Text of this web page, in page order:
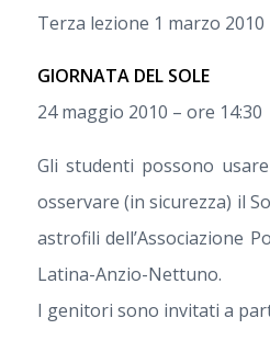
Terza lezione 1 marzo 2010
GIORNATA DEL SOLE
24 maggio 2010 – ore 14:30
Gli studenti possono
osservare (in sicurezza) il
astrofili dell’Associazione
Latina-Anzio-Nettuno.
I genitori sono invitati a